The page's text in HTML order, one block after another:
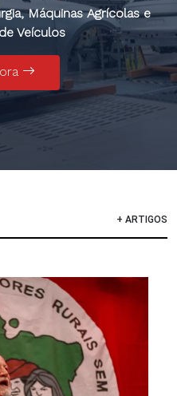
Máquinas Agrícolas e
Veículos
+ ARTIGOS